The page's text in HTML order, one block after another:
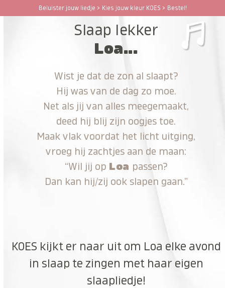
Beluister jouw liedje > Kies jouw kleur KOES > Bestel!
Open
Close
Slaap lekker
Loa...
Wist je dat de zon al slaapt?
Hij was van de dag zo moe.
Net als jij van alles meegemaakt,
deed hij blij zijn oogjes toe.
Maak vlak voordat het licht uitging,
vroeg hij zachtjes aan de maan:
“Wil jij op Loa passen?
Dan kan hij/zij ook slapen gaan.”
KOES kijkt er naar uit om Loa elke avond
in slaap te zingen met haar eigen
slaapliedje!